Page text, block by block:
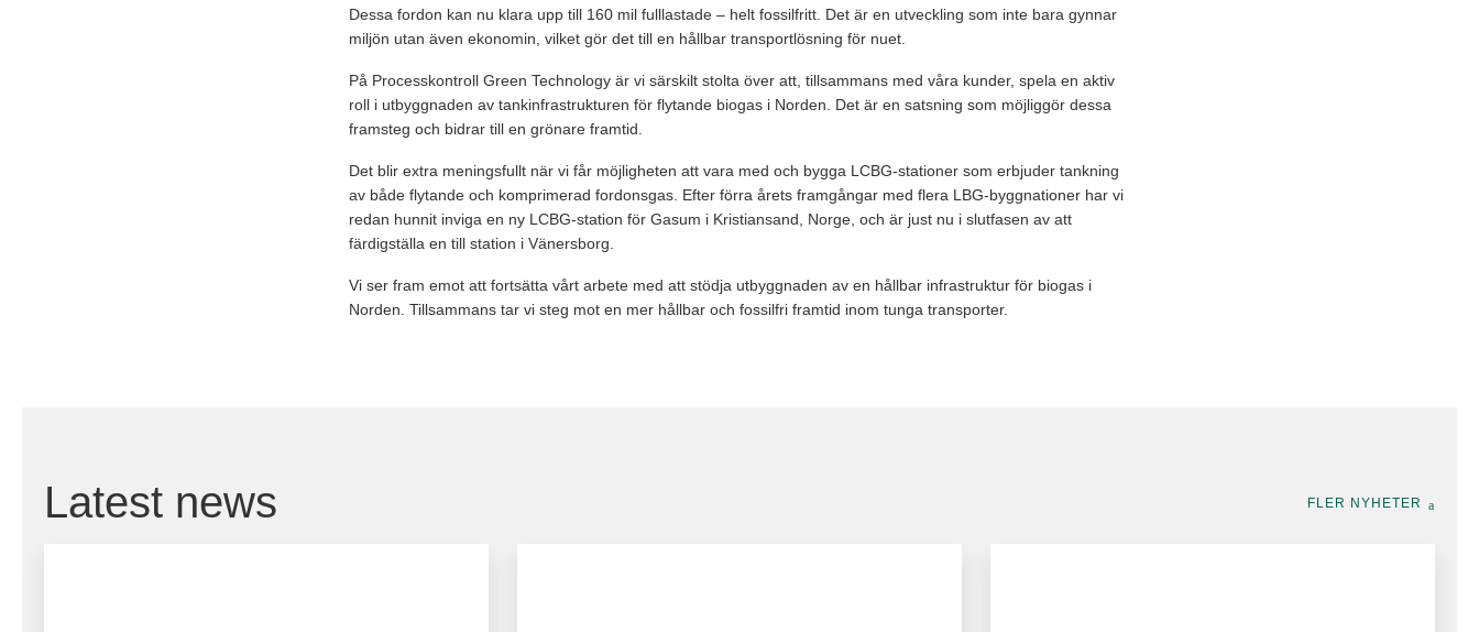
Dessa fordon kan nu klara upp till 160 mil fulllastade – helt fossilfritt. Det är en utveckling som inte bara gynnar
miljön utan även ekonomin, vilket gör det till en hållbar transportlösning för nuet.
På Processkontroll Green Technology är vi särskilt stolta över att, tillsammans med våra kunder, spela en aktiv
roll i utbyggnaden av tankinfrastrukturen för flytande biogas i Norden. Det är en satsning som möjliggör dessa
framsteg och bidrar till en grönare framtid.
Det blir extra meningsfullt när vi får möjligheten att vara med och bygga LCBG-stationer som erbjuder tankning
av både flytande och komprimerad fordonsgas. Efter förra årets framgångar med flera LBG-byggnationer har vi
redan hunnit inviga en ny LCBG-station för Gasum i Kristiansand, Norge, och är just nu i slutfasen av att
färdigställa en till station i Vänersborg.
Vi ser fram emot att fortsätta vårt arbete med att stödja utbyggnaden av en hållbar infrastruktur för biogas i
Norden. Tillsammans tar vi steg mot en mer hållbar och fossilfri framtid inom tunga transporter.
Latest news FLER NYHETER